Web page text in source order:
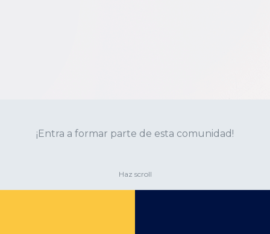
¡Entra a formar parte de esta comunidad!
Haz scroll